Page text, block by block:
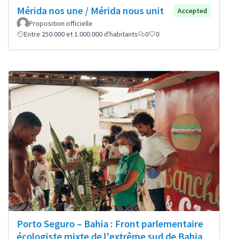
Mérida nos une / Mérida nous unit
Accepted
Proposition officielle
Entre 250.000 et 1.000.000 d'habitants
0 0
Porto Seguro – Bahia : Front parlementaire
écologiste mixte de l'extrême sud de Bahia